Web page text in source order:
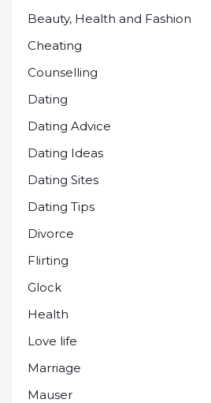
Beauty, Health and Fashion
Cheating
Counselling
Dating
Dating Advice
Dating Ideas
Dating Sites
Dating Tips
Divorce
Flirting
Glock
Health
Love life
Marriage
Mauser